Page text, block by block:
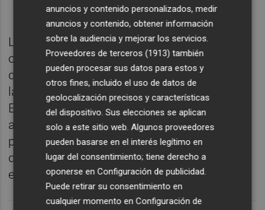
La planta tiene unos niveles de
obsolescencia altos por lo que está previsto
que tanto ESAMUR como el Ministerio para
la Transición
Ecológica realicen inversiones para
acometer mejoras en las instalaciones a
partir del mes de septiembre, con el objetivo
de reforzar su funcionamiento y reducir
el riesgo de nuevas incidencias.
anuncios y contenido personalizados, medir
anuncios y contenido, obtener información
sobre la audiencia y mejorar los servicios.
Proveedores de terceros (1913) también
pueden procesar sus datos para estos y
otros fines, incluido el uso de datos de
geolocalización precisos y características
del dispositivo. Sus elecciones se aplican
solo a este sitio web. Algunos proveedores
pueden basarse en el interés legítimo en
lugar del consentimiento; tiene derecho a
oponerse enConfiguración de publicidad.
Puede retirar su consentimiento en
cualquier momento enConfiguración de